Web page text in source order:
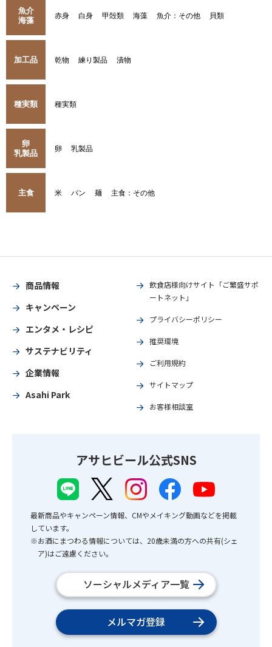
魚介
海藻
赤身 白身 甲殻類 海藻 魚介：その他 貝類
加工品 乾物 練り製品 漬物
種実類 種実類
卵
乳製品
卵 乳製品
主食 米 パン 麺 主食：その他
商品情報
キャンペーン
エンタメ・レシピ
サステナビリティ
企業情報
Asahi Park
飲食店様向けサイト「ご繁盛サポ
ートネット」
プライバシーポリシー
推奨環境
ご利用規約
サイトマップ
お客様相談室
アサヒビール公式SNS
最新商品やキャンペーン情報、CMやメイキング動画などを掲載
しています。
※お酒にまつわる情報については、20歳未満の方への共有(シェ
ア)はご遠慮ください。
ソーシャルメディア一覧
メルマガ登録